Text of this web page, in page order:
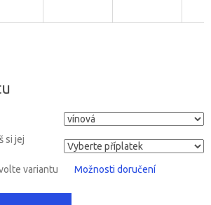
si jej
variantu Možnosti doručení